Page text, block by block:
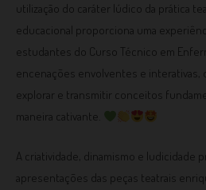
utilização do caráter lúdico da prática
educacional proporciona uma
estudantes do Curso Técnico em
encenações envolventes e interativas,
explorar e transmitir conceitos
maneira cativante.
A criatividade, dinamismo e ludicidade
apresentações das peças teatrais